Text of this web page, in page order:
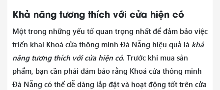
Khả năng tương thích với cửa hiện có
Một trong những yếu tố quan trọng nhất để đảm bảo việc
triển khai Khoá cửa thông minh Đà Nẵng hiệu quả là khả
năng tương thích với cửa hiện có. Trước khi mua sản
phẩm, bạn cần phải đảm bảo rằng Khoá cửa thông minh
Đà Nẵng có thể dễ dàng lắp đặt và hoạt động tốt trên cửa